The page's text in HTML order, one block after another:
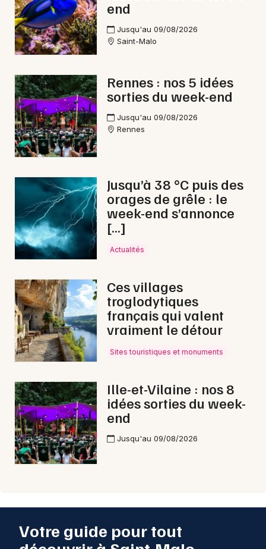
end
Jusqu'au 09/08/2026
Saint-Malo
Rennes : nos 5 idées
sorties du week-end
Jusqu'au 09/08/2026
Rennes
Jusqu’à 38 °C puis des
orages de grêle : le
week-end s’annonce
[…]
Actualités
Ces villages
troglodytiques
français qui valent
vraiment le détour
Sites touristiques et monuments
Ille-et-Vilaine : nos 8
idées sorties du week-
end
Jusqu'au 09/08/2026
Votre guide pour tout